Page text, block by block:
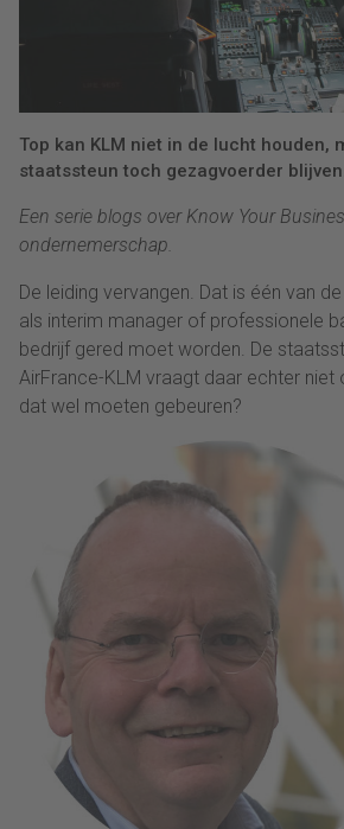
Top kan KLM niet in de lucht houden,
staatssteun toch gezagvoerder
Een serie blogs over Know Your
ondernemerschap.
De leiding vervangen. Dat is één van
als interim manager of professionele
bedrijf gered moet worden. De
AirFrance-KLM vraagt daar echter niet
dat wel moeten gebeuren?